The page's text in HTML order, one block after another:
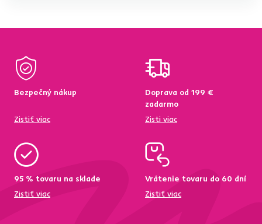
Bezpečný nákup
Zistiť viac
Doprava od 199 €
zadarmo
Zisti viac
95 % tovaru na sklade
Zistiť viac
Vrátenie tovaru do 60 dní
Zistiť viac